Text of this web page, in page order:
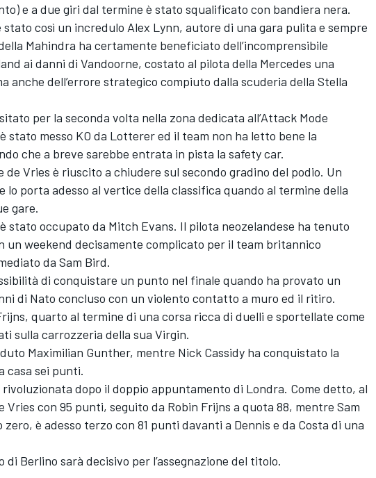
e a due giri dal termine è stato squalificato con bandiera nera.
così un incredulo Alex Lynn, autore di una gara pulita e sempre
Mahindra ha certamente beneficiato dell’incomprensibile
ai danni di Vandoorne, costato al pilota della Mercedes una
anche dell’errore strategico compiuto dalla scuderia della Stella
per la seconda volta nella zona dedicata all’Attack Mode
stato messo KO da Lotterer ed il team non ha letto bene la
che a breve sarebbe entrata in pista la safety car.
Vries è riuscito a chiudere sul secondo gradino del podio. Un
lo porta adesso al vertice della classifica quando al termine della
gare.
stato occupato da Mitch Evans. Il pilota neozelandese ha tenuto
un weekend decisamente complicato per il team britannico
da Sam Bird.
di conquistare un punto nel finale quando ha provato un
di Nato concluso con un violento contatto a muro ed il ritiro.
quarto al termine di una corsa ricca di duelli e sportellate come
sulla carrozzeria della sua Virgin.
Maximilian Gunther, mentre Nick Cassidy ha conquistato la
casa sei punti.
dopo il doppio appuntamento di Londra. Come detto, al
Vries con 95 punti, seguito da Robin Frijns a quota 88, mentre Sam
è adesso terzo con 81 punti davanti a Dennis e da Costa di una
Berlino sarà decisivo per l’assegnazione del titolo.